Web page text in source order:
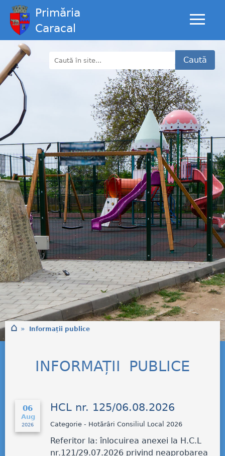
Primăria
Caracal
Caută
⌂ » Informații publice
INFORMAȚII PUBLICE
06
Aug
2026
HCL nr. 125/06.08.2026
Categorie - Hotărâri Consiliul Local 2026
Referitor la: înlocuirea anexei la H.C.L
nr.121/29.07.2026 privind neaprobarea